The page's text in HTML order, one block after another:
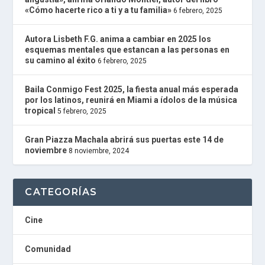
R
D
I
O
P
G
I
N
powered
by
W
o
r
d
P
r
e
s
e
b
«Cómo hacerte rico a ti y a tu familia» 6 febrero, 2025
Autora Lisbeth F.G. anima a cambiar en 2025 los
esquemas mentales que estancan a las personas en
su camino al éxito 6 febrero, 2025
Baila Conmigo Fest 2025, la fiesta anual más esperada
por los latinos, reunirá en Miami a ídolos de la música
tropical
5 febrero, 2025
Gran Piazza Machala abrirá sus puertas este 14 de
noviembre 8 noviembre, 2024
CATEGORÍAS
Cine
Comunidad